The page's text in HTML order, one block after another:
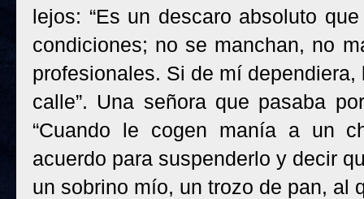
lejos: “Es un descaro absoluto
condiciones; no se manchan, no
profesionales. Si de mí
calle”. Una señora que pasaba
“Cuando le cogen manía a un
acuerdo para suspenderlo y decir
un sobrino mío, un trozo de pan, al